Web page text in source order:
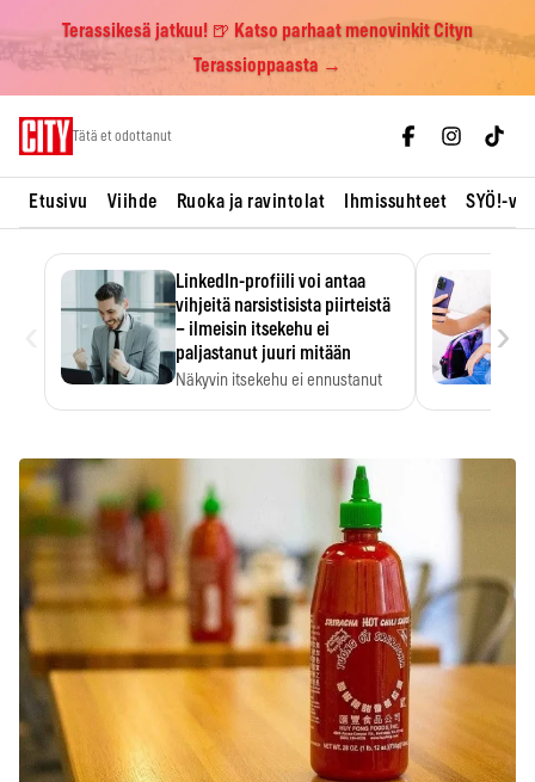
Terassikesä jatkuu! 🍺 Katso parhaat menovinkit Cityn
Terassioppaasta →
Tätä et odottanut
Etusivu Viihde Ruoka ja ravintolat Ihmissuhteet SYÖ!-
LinkedIn-profiili voi antaa
vihjeitä narsistisista piirteistä
– ilmeisin itsekehu ei
paljastanut juuri mitään
Näkyvin itsekehu ei ennustanut
›